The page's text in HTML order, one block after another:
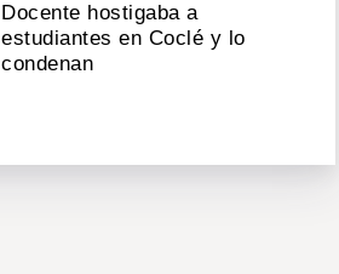
Docente hostigaba a
estudiantes en Coclé y lo
condenan